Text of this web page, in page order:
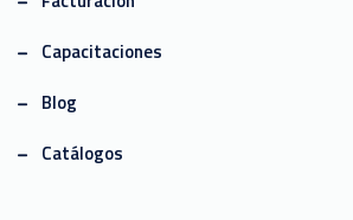
Capacitaciones
Blog
Catálogos